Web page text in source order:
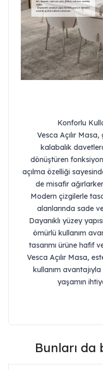
Konforlu
Vesca Açılır
kalabalık
dönüştüren
açılma özelliği
de misafir
Modern çizgilerle
alanlarında sade
Dayanıklı yüzey
ömürlü kullanım
tasarımı ürüne hafif
Vesca Açılır Masa,
kullanım
yaşamın
Bunları da